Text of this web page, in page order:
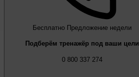
Бесплатно Предложение недели
Подберём тренажёр под ваши цели
0 800 337 274